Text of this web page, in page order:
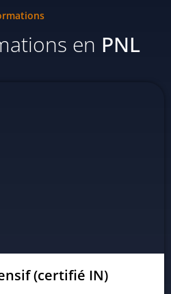
en PNL
(certifié IN)